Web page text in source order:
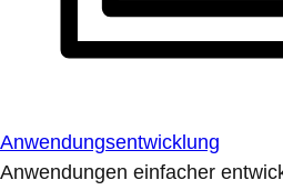
Anwendungsentwicklung
Anwendungen einfacher